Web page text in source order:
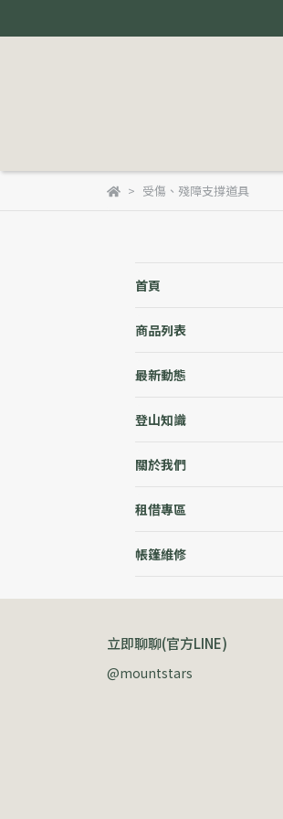
受傷、殘障支撐道具
首頁
商品列表
最新動態
登山知識
關於我們
租借專區
帳篷維修
立即聊聊(官方LINE)
@mountstars